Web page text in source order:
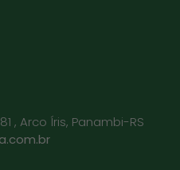
, Arco Íris, Panambi-RS